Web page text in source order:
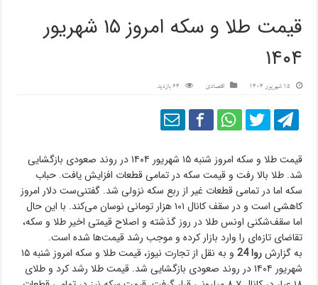
قیمت طلا و سکه امروز ۱۵ شهریور
۱۴۰۴
15 شهریور 1404 اقتصادی 64 بازدید
قیمت طلا و سکه امروز شنبه ‍۱۵ شهریور ۱۴۰۴ در روند صعودی بازگشایی
شد. طلا بالا رفت و قیمت سکه در تمامی قطعات افزایش یافت. حباب
سکه اما در تمامی قطعات غیر از ربع سکه نزولی شد. گفتنی‌ست دلار امروز
کاهشی است و در سقف کانال ۱۰۱ هزار تومانی نوسان می‌کند. با این حال
اما سقف‌شکنی اونس طلا در روز گذشته و اصلاح قیمتی اخیر طلا و سکه،
تقاضای تازه‌ای را وارد بازار کرده و موجب رشد قیمت‌ها شده است.
به گزارشروا 24
و به نقل از تجارت نیوز، قیمت طلا و سکه امروز شنبه ‍۱۵
شهریور ۱۴۰۴ در روند صعودی بازگشایی شد. قیمت طلا رشد کرد و طلای